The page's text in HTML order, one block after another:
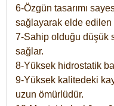
6-Özgün tasarımı
sağlayarak elde edilen
7-Sahip olduğu düşük
sağlar.
8-Yüksek hidrostatik
9-Yüksek kalitedeki
uzun ömürlüdür.